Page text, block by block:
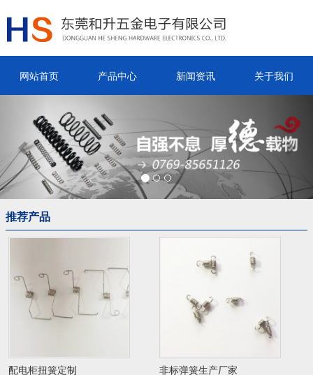
网站首页 产品中心 新闻资讯 关于我们
推荐产品
配电柜扭簧定制 非标弹簧生产厂家